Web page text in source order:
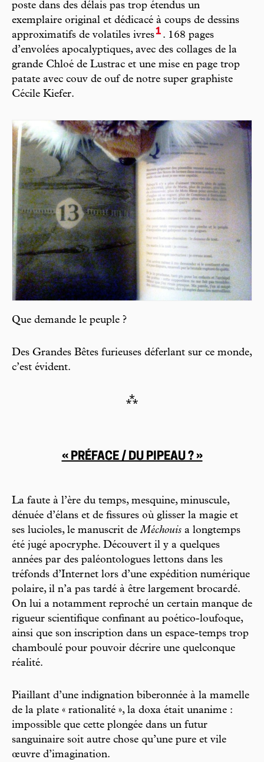
poste dans des délais pas trop étendus un
exemplaire original et dédicacé à coups de dessins
approximatifs de volatiles ivres1 . 168 pages
d’envolées apocalyptiques, avec des collages de la
grande Chloé de Lustrac et une mise en page trop
patate avec couv de ouf de notre super graphiste
Cécile Kiefer.
Que demande le peuple ?
Des Grandes Bêtes furieuses déferlant sur ce monde,
c’est évident.
⁂
« PRÉFACE / DU PIPEAU ? »
La faute à l’ère du temps, mesquine, minuscule,
dénuée d’élans et de fissures où glisser la magie et
ses lucioles, le manuscrit deMéchouis a longtemps
été jugé apocryphe. Découvert il y a quelques
années par des paléontologues lettons dans les
tréfonds d’Internet lors d’une expédition numérique
polaire, il n’a pas tardé à être largement brocardé.
On lui a notamment reproché un certain manque de
rigueur scientifique confinant au poético-loufoque,
ainsi que son inscription dans un espace-temps trop
chamboulé pour pouvoir décrire une quelconque
réalité.
Piaillant d’une indignation biberonnée à la mamelle
de la plate « rationalité », la doxa était unanime :
impossible que cette plongée dans un futur
sanguinaire soit autre chose qu’une pure et vile
œuvre d’imagination.